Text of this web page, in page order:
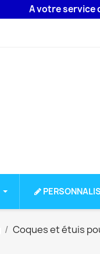
A votre service
Coques et étuis